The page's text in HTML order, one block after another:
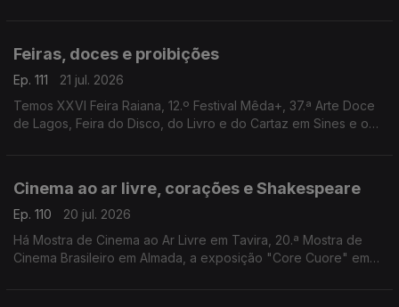
Feiras, doces e proibições
Ep. 111
21 jul. 2026
Temos XXVI Feira Raiana, 12.º Festival Mêda+, 37.ª Arte Doce
de Lagos, Feira do Disco, do Livro e do Cartaz em Sines e o
Cinema ao ar livre, corações e Shakespeare
Ep. 110
20 jul. 2026
Há Mostra de Cinema ao Ar Livre em Tavira, 20.ª Mostra de
Cinema Brasileiro em Almada, a exposição "Core Cuore" em